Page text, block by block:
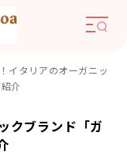
イタリアのオーガニッ
介
クブランド「ガ